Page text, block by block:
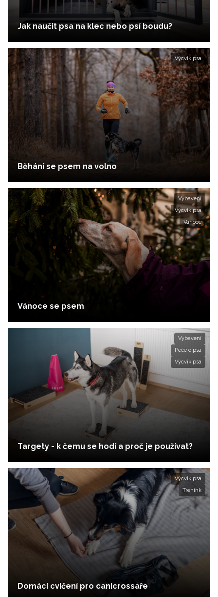
Jak naučit psa na klec nebo psí boudu?
Běhání se psem na volno
Výcvik psa
Vánoce se psem
Vybavení
Výcvik psa
Vánoce
Targety - k čemu se hodí a proč je používat?
Vybavení
Péče o psa
Výcvik psa
Domácí cvičení pro canicrossaře
Výcvik psa
Trénink